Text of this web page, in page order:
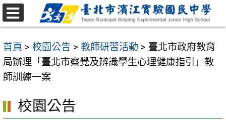
跳
至
要
內
容
首頁 > 校園公告 > 教師研習活動 > 臺北市政府教育
局辦理「臺北市察覺及辨識學生心理健康指引」教
師訓練一案
校園公告
選
單